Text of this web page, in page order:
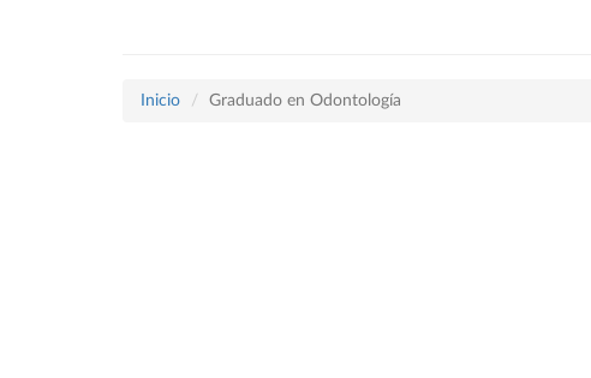
Inicio Graduado en Odontología